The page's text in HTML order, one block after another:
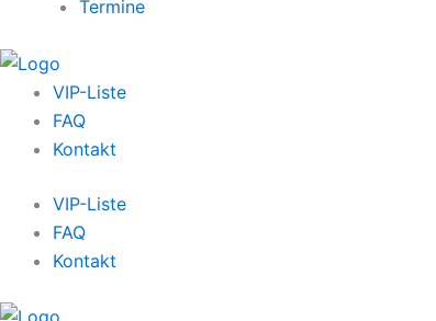
Termine
VIP-Liste
FAQ
Kontakt
VIP-Liste
FAQ
Kontakt